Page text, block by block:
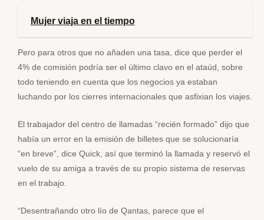
Mujer viaja en el tiempo
Pero para otros que no añaden una tasa, dice que perder el
4% de comisión podría ser el último clavo en el ataúd, sobre
todo teniendo en cuenta que los negocios ya estaban
luchando por los cierres internacionales que asfixian los viajes.
El trabajador del centro de llamadas “recién formado” dijo que
había un error en la emisión de billetes que se solucionaría
“en breve”, dice Quick, así que terminó la llamada y reservó el
vuelo de su amiga a través de su propio sistema de reservas
en el trabajo.
“Desentrañando otro lío de Qantas, parece que el